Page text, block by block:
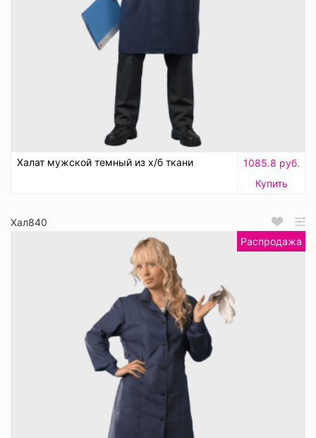
Халат мужской темный из х/б ткани
1085.8 руб.
Купить
Хал840
Распродажа